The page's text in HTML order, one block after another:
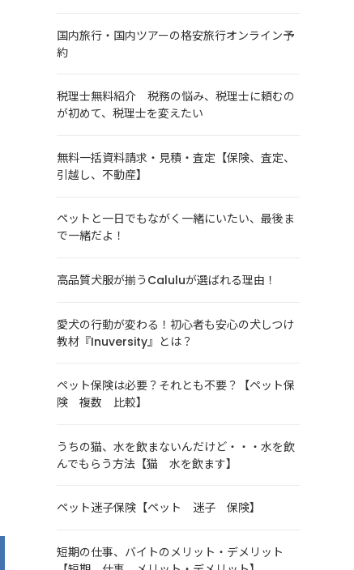
国内旅行・国内ツアーの格安旅行オンライン予
約
税理士無料紹介 税務の悩み、税理士に頼むの
が初めて、税理士を変えたい
無料一括資料請求・見積・査定【保険、査定、
引越し、不動産】
ペットと一日でもながく一緒にいたい、最後ま
で一緒だよ！
高品質犬服が揃うCaluluが選ばれる理由！
愛犬の行動が変わる！初心者も安心の犬しつけ
教材『Inuversity』とは？
ペット保険は必要？それとも不要？【ペット保
険 複数 比較】
うちの猫、水を飲まないんだけど・・・水を飲
んでもらう方法【猫 水を飲ます】
ペット迷子保険【ペット 迷子 保険】
短期の仕事、バイトのメリット・デメリット